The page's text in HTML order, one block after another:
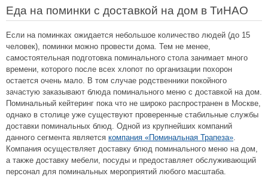
Еда на поминки с доставкой на дом в ТиНАО
Если на поминках ожидается небольшое количество людей (до 15
человек), поминки можно провести дома. Тем не менее,
самостоятельная подготовка поминального стола занимает много
времени, которого после всех хлопот по организации похорон
остается очень мало. В том случае родственники покойного
зачастую заказывают блюда поминального меню с доставкой на дом.
Поминальный кейтеринг пока что не широко распространен в Москве,
однако в столице уже существуют проверенные стабильные службы
доставки поминальных блюд. Одной из крупнейших компаний
данного сегмента является компания «Поминальная Трапеза».
Компания осуществляет доставку блюд поминального меню на дом,
а также доставку мебели, посуды и предоставляет обслуживающий
персонал для поминальных мероприятий любого масштаба.